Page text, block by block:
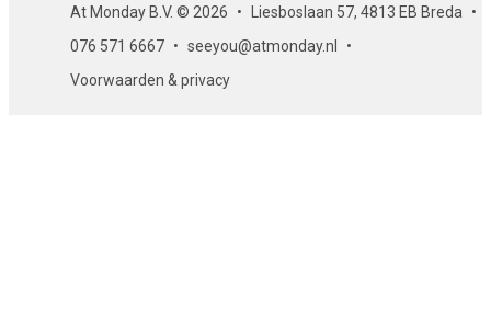
Opbouw van de cursus
Deze cursus is opgebouwd uit diverse e-learning
leerobjecten en bevat tevens aanvullend oefenmateriaal. Aan
At Monday B.V. © 2026
Liesboslaan 57, 4813 EB Breda
076 571 6667
seeyou@atmonday.nl
Voorwaarden & privacy